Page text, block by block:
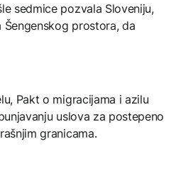
sedmice pozvala Sloveniju,
prostora, da
Pakt o migracijama i azilu
uslova za postepeno
granicama.